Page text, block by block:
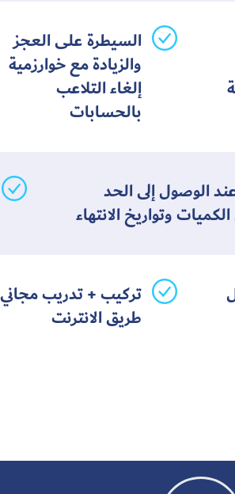
السيطرة على العجز
والزيادة مع خوارزمية
إلغاء التلاعب
بالحسابات
الوصول إلى الحد
وتواريخ الانتهاء
تركيب + تدريب
طريق الانترنت